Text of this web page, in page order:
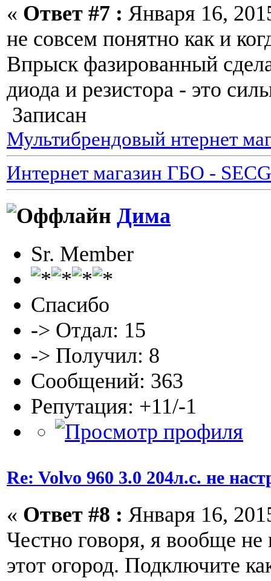
« Ответ #7 : Января 16,
не совсем понятно как и
Впрыск фазированный
диода и резистора - это
Записан
Мультибрендовый нтернет
Интернет магазин ГБО -
Дима
Sr. Member
Спасибо
-> Отдал: 15
-> Получил: 8
Сообщений: 363
Репутация: +11/-1
Re: Volvo 960 3.0 204л.с. не
« Ответ #8 : Января 16,
Честно говоря, я вообще не
этот огород. Подключите